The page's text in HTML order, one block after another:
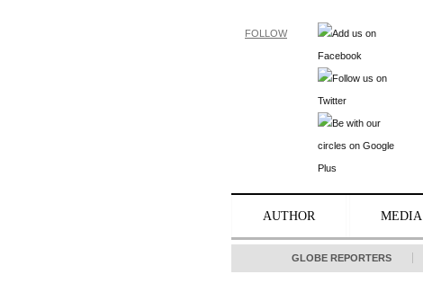
FOLLOW
AUTHOR MEDIA
GLOBE REPORTERS